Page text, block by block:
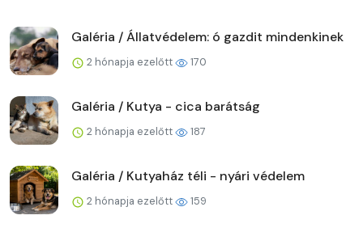
Galéria / Állatvédelem: ó gazdit mindenkinek
2 hónapja ezelőtt 170
Galéria / Kutya - cica barátság
2 hónapja ezelőtt 187
Galéria / Kutyaház téli - nyári védelem
2 hónapja ezelőtt 159